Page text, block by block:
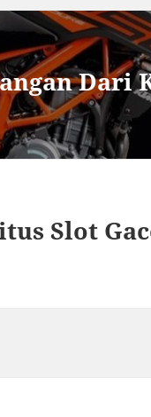
Dari
Slot